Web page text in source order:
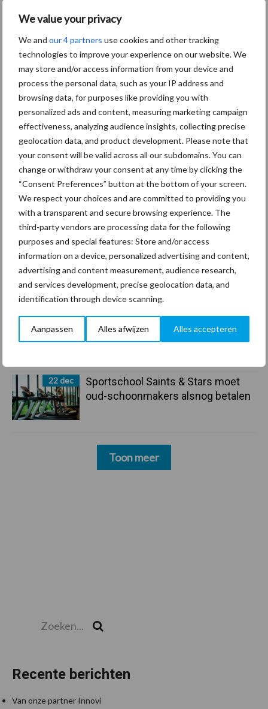
We value your privacy
We and our 4 partners use cookies and other tracking
technologies to improve your experience on our website. We
may store and/or access information from your device and
process the personal data, such as your IP address and
browsing data, for purposes like providing you with
personalized ads and content, measuring marketing campaign
effectiveness, analyzing audience insights, collecting precise
geolocation data, and product development. Please note that
your consent will be valid across all our subdomains. You can
change or withdraw your consent at any time by clicking the
“Consent Preferences” button at the bottom of your screen.
We respect your choices and are committed to providing you
with a transparent and secure browsing experience. The
third-party vendors are processing data for the following
purposes and special features: Store and/or access
information on a device, personalized advertising and content,
advertising and content measurement, audience research,
and services development, precise geolocation data, and
identification through device scanning.
Aanpassen Alles afwijzen Alles accepteren
Primaire
Sidebar
Recent nieuws Partner nieuws
30 dec
Hervorming flexibele
arbeidscontracten kent mitsen en
maren
29 dec
Freddy van de Ridder Cleaners:
“Glazenwassen zit in m’n bloed,
maar innoveren is mijn toekomst”
24 dec
Friendship Sports Centre maakt
vrienden voor het leven
Business Apps: breng rust in de
schoonmaakchaos
22 dec
Sportschool Saints & Stars moet
oud-schoonmakers alsnog betalen
Toon meer
Recente berichten
Van onze partner Innovi
Toon meer